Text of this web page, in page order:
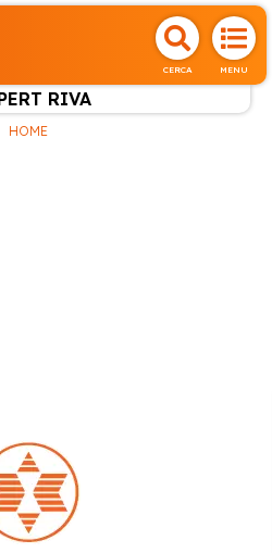
CERCA MENU
RIVA
HOME